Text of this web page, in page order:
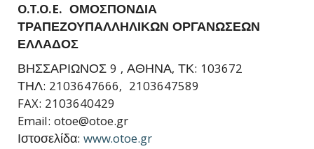
O.T.O.E. ΟΜΟΣΠΟΝΔΙΑ
ΤΡΑΠΕΖΟΥΠΑΛΛΗΛΙΚΩΝ ΟΡΓΑΝΩΣΕΩΝ
ΕΛΛΑΔΟΣ
ΒΗΣΣΑΡΙΩΝΟΣ 9 , ΑΘΗΝΑ, ΤΚ: 103672
ΤΗΛ: 2103647666, 2103647589
FAX: 2103640429
Email: otoe@otoe.gr
Ιστοσελίδα: www.otoe.gr